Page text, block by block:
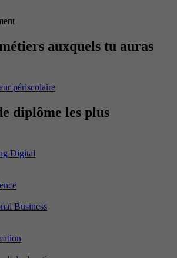
auxquels tu auras
périscolaire
diplôme les plus
Digital
Business